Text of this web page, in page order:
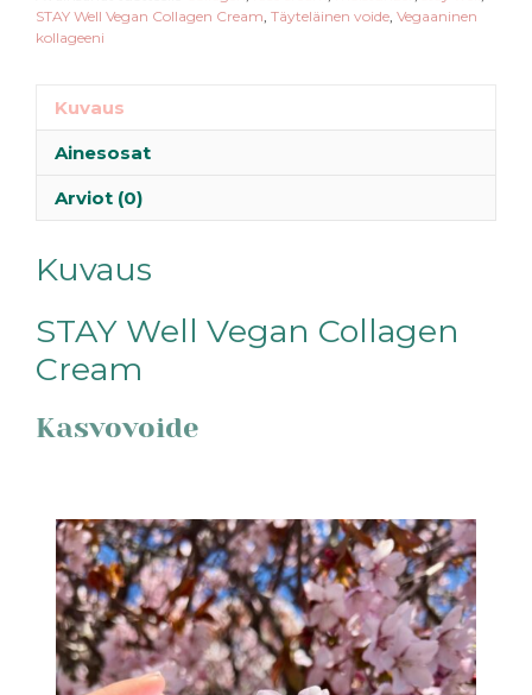
STAY Well Vegan Collagen Cream, Täyteläinen voide, Vegaaninen
kollageeni
Kuvaus
Ainesosat
Arviot (0)
Kuvaus
STAY Well Vegan Collagen
Cream
Kasvovoide